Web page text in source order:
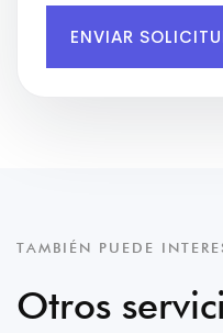
ENVIAR
TAMBIÉN PUEDE
Otros